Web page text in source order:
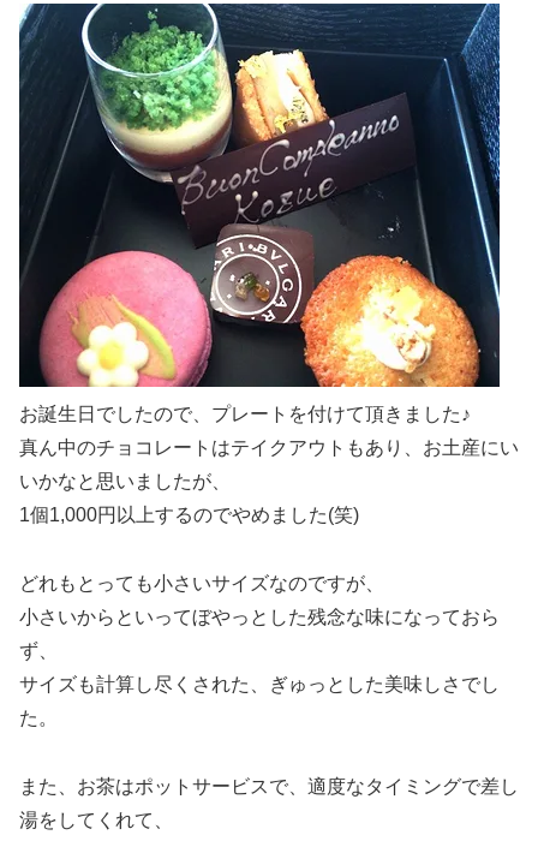
お誕生日でしたので、プレートを付けて頂きました♪
真ん中のチョコレートはテイクアウトもあり、お土産にい
いかなと思いましたが、
1個1,000円以上するのでやめました(笑)
どれもとっても小さいサイズなのですが、
小さいからといってぼやっとした残念な味になっておら
ず、
サイズも計算し尽くされた、ぎゅっとした美味しさでし
た。
また、お茶はポットサービスで、適度なタイミングで差し
湯をしてくれて、